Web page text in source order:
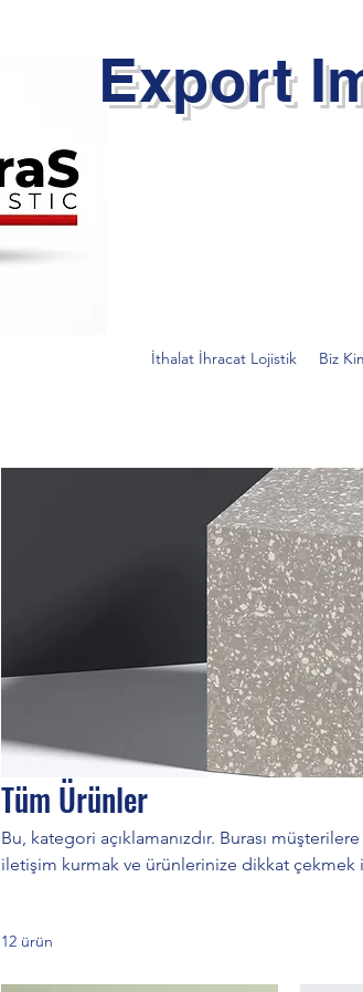
Export
İthalat İhracat Lojistik Biz
Tüm Ürünler
Bu, kategori açıklamanızdır. Burası
iletişim kurmak ve ürünlerinize dikkat çekmek
12 ürün